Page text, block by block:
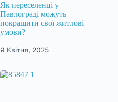
Як переселенці у
Павлограді можуть
покращити свої житлові
умови?
9 Квітня, 2025